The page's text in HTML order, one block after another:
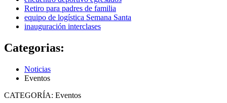
Retiro para padres de familia
equipo de logística Semana Santa
inauguración interclases
Categorias:
Noticias
Eventos
CATEGORÍA: Eventos